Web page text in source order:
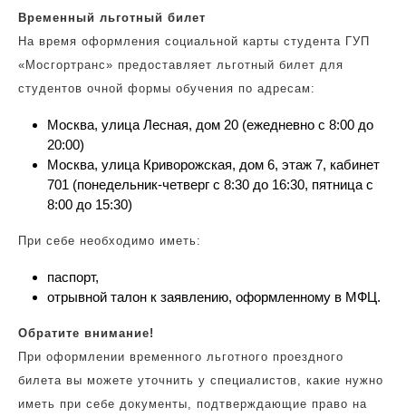
Временный льготный билет
На время оформления социальной карты студента ГУП
«Мосгортранс» предоставляет льготный билет для
студентов очной формы обучения по адресам:
Москва, улица Лесная, дом 20 (ежедневно с 8:00 до
20:00)
Москва, улица Криворожская, дом 6, этаж 7, кабинет
701 (понедельник-четверг с 8:30 до 16:30, пятница с
8:00 до 15:30)
При себе необходимо иметь:
паспорт,
отрывной талон к заявлению, оформленному в МФЦ.
Обратите внимание!
При оформлении временного льготного проездного
билета вы можете уточнить у специалистов, какие нужно
иметь при себе документы, подтверждающие право на